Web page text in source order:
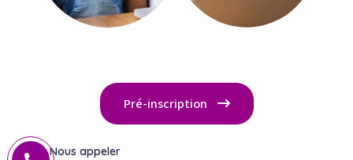
Pré-inscription
Nous appeler